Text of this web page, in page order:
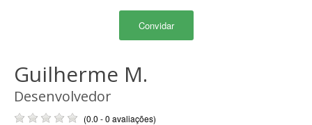
Convidar
Guilherme M.
Desenvolvedor
(0.0 - 0 avaliações)